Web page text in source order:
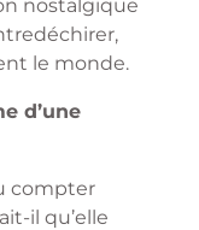
nostalgique
le monde.
d’une
compter
il qu’elle